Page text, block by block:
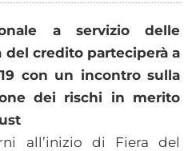
a servizio delle
credito parteciperà a
con un incontro sulla
dei rischi in merito
all’inizio di Fiera del